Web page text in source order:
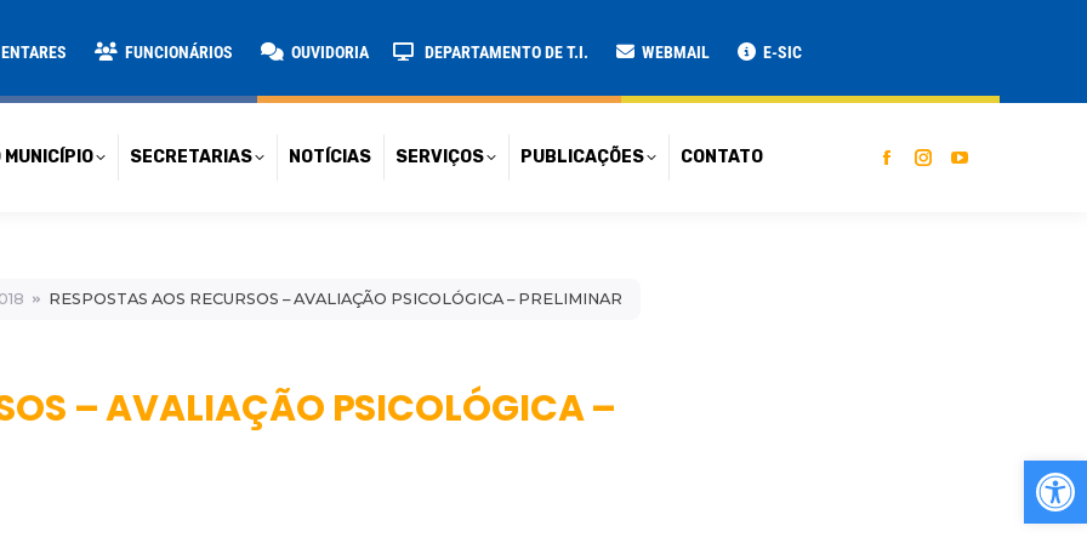
FUNCIONÁRIOS OUVIDORIA DEPARTAMENTO DE T.I. WEBMAIL E-SIC
MUNICÍPIO SECRETARIAS NOTÍCIAS SERVIÇOS PUBLICAÇÕES CONTATO
RESPOSTAS AOS RECURSOS – AVALIAÇÃO PSICOLÓGICA – PRELIMINAR
– AVALIAÇÃO PSICOLÓGICA –